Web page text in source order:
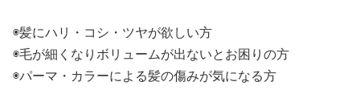
◉髪にハリ・コシ・ツヤが欲しい方
◉毛が細くなりボリュームが出ないとお困りの方
◉パーマ・カラーによる髪の傷みが気になる方